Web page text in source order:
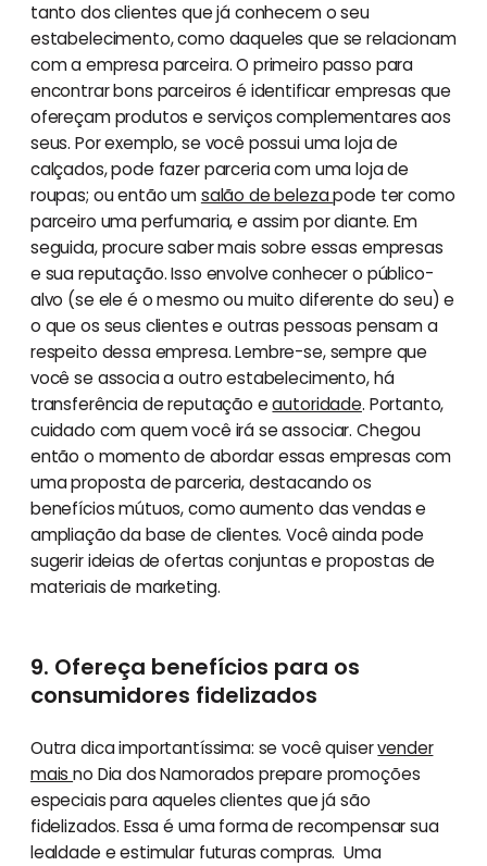
tanto dos clientes que já conhecem o seu
estabelecimento, como daqueles que se relacionam
com a empresa parceira. O primeiro passo para
encontrar bons parceiros é identificar empresas que
ofereçam produtos e serviços complementares aos
seus. Por exemplo, se você possui uma loja de
calçados, pode fazer parceria com uma loja de
roupas; ou então umsalão de belezapode ter como
parceiro uma perfumaria, e assim por diante. Em
seguida, procure saber mais sobre essas empresas
e sua reputação. Isso envolve conhecer o público-
alvo (se ele é o mesmo ou muito diferente do seu) e
o que os seus clientes e outras pessoas pensam a
respeito dessa empresa. Lembre-se, sempre que
você se associa a outro estabelecimento, há
transferência de reputação eautoridade. Portanto,
cuidado com quem você irá se associar. Chegou
então o momento de abordar essas empresas com
uma proposta de parceria, destacando os
benefícios mútuos, como aumento das vendas e
ampliação da base de clientes. Você ainda pode
sugerir ideias de ofertas conjuntas e propostas de
materiais de marketing.
9. Ofereça benefícios para os
consumidores fidelizados
Outra dica importantíssima: se você quiservender
maisno Dia dos Namorados prepare promoções
especiais para aqueles clientes que já são
fidelizados. Essa é uma forma de recompensar sua
lealdade e estimular futuras compras. Uma